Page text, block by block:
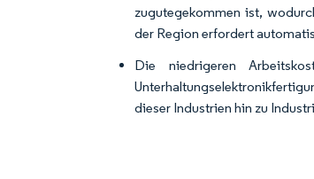
zugutegekommen ist,
der Region erfordert
Die niedrigeren
dieser Industrien hin zu